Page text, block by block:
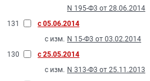
N 195-Ф3 от 28.06.2014
131
с 05.06.2014
с изм. N 15-Ф3 от 03.02.2014
130
с 25.05.2014
с изм. N 313-Ф3 от 25.11.2013